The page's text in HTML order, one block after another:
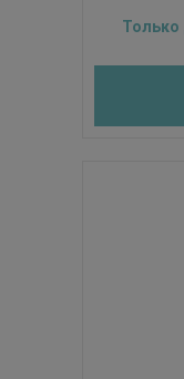
Только